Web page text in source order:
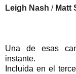
Leigh Nash / Matt
Una de esas
instante.
Incluida en el